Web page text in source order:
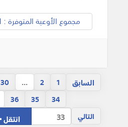
مجموع الأوعية المتوفرة : 1
السابق 1
2
...
30
34
35
36
التالي
انتقل